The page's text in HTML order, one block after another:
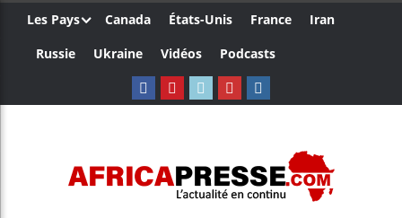
Les Pays Canada États-Unis France
Iran
Russie
Ukraine Vidéos Podcasts